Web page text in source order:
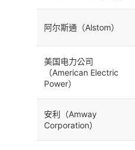
阿尔斯通（Alstom）
美国电力公司
（American Electric
Power）
安利（Amway
Corporation）